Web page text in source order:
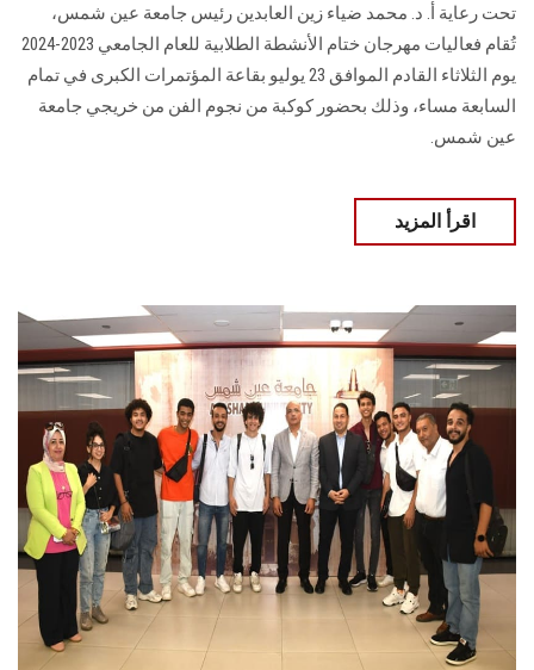
تحت رعاية أ. د. محمد ضياء زين العابدين رئيس جامعة عين شمس،
تُقام فعاليات مهرجان ‏ختام الأنشطة الطلابية للعام الجامعي 2023-2024
يوم الثلاثاء القادم الموافق 23 يوليو بقاعة ‏المؤتمرات الكبرى في تمام
السابعة مساء، وذلك بحضور كوكبة من نجوم الفن من خريجي ‏جامعة
عين شمس‎.‎
اقرأ المزيد